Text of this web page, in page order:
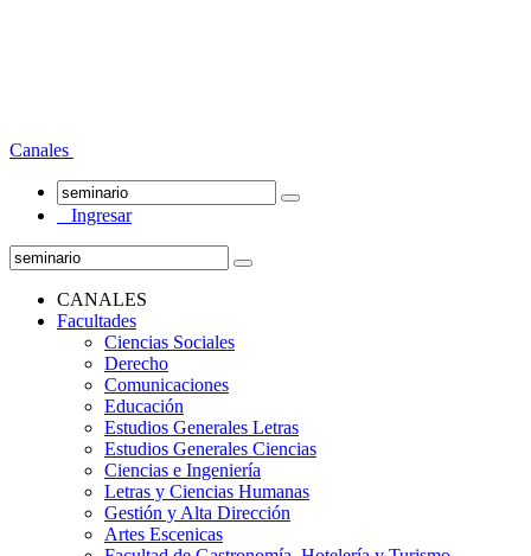
Canales
Ingresar
CANALES
Facultades
Ciencias Sociales
Derecho
Comunicaciones
Educación
Estudios Generales Letras
Estudios Generales Ciencias
Ciencias e Ingeniería
Letras y Ciencias Humanas
Gestión y Alta Dirección
Artes Escenicas